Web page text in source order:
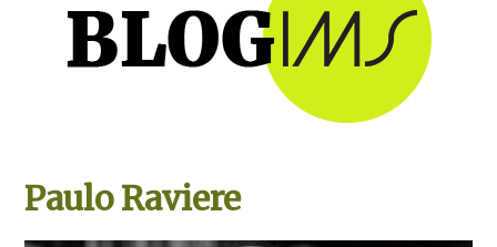
Paulo Raviere